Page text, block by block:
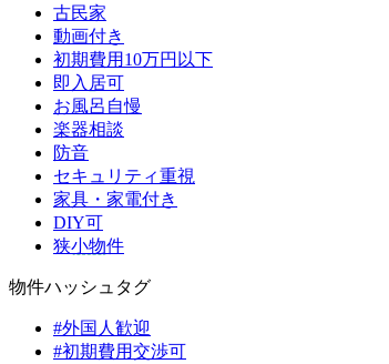
古民家
動画付き
初期費用10万円以下
即入居可
お風呂自慢
楽器相談
防音
セキュリティ重視
家具・家電付き
DIY可
狭小物件
物件ハッシュタグ
#外国人歓迎
#初期費用交渉可